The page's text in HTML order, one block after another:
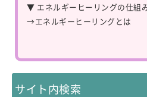
▼ エネルギーヒーリングの仕組
→ エネルギーヒーリングとは
サイト内検索